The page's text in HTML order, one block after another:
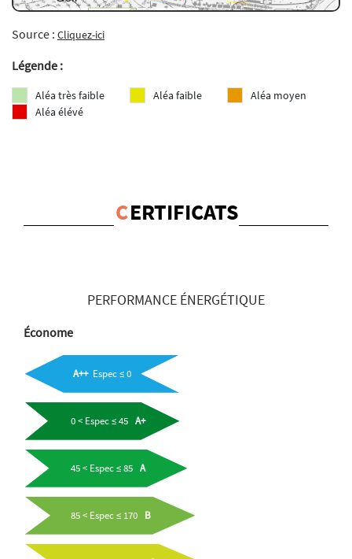
Source : Cliquez-ici
Légende :
Aléa très faible Aléa faible
Aléa moyen
Aléa élévé
CERTIFICATS
PERFORMANCE ÉNERGÉTIQUE
Économe
A++Espec ≤ 0
0 < Espec ≤ 45 A+
45 < Espec ≤ 85 A
85 < Espec ≤ 170 B